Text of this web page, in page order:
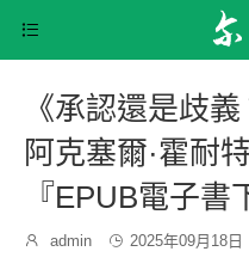

《承認還是歧
阿克塞爾·霍耐
『EPUB電子書

博
admin  發
2025年09月18日